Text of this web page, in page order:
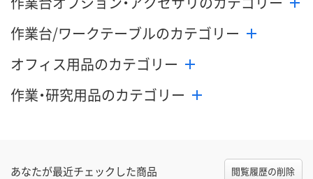
作業台/ワークテーブルのカテゴリー
オフィス用品のカテゴリー
作業・研究用品のカテゴリー
あなたが最近チェックした商品 閲覧履歴の削除